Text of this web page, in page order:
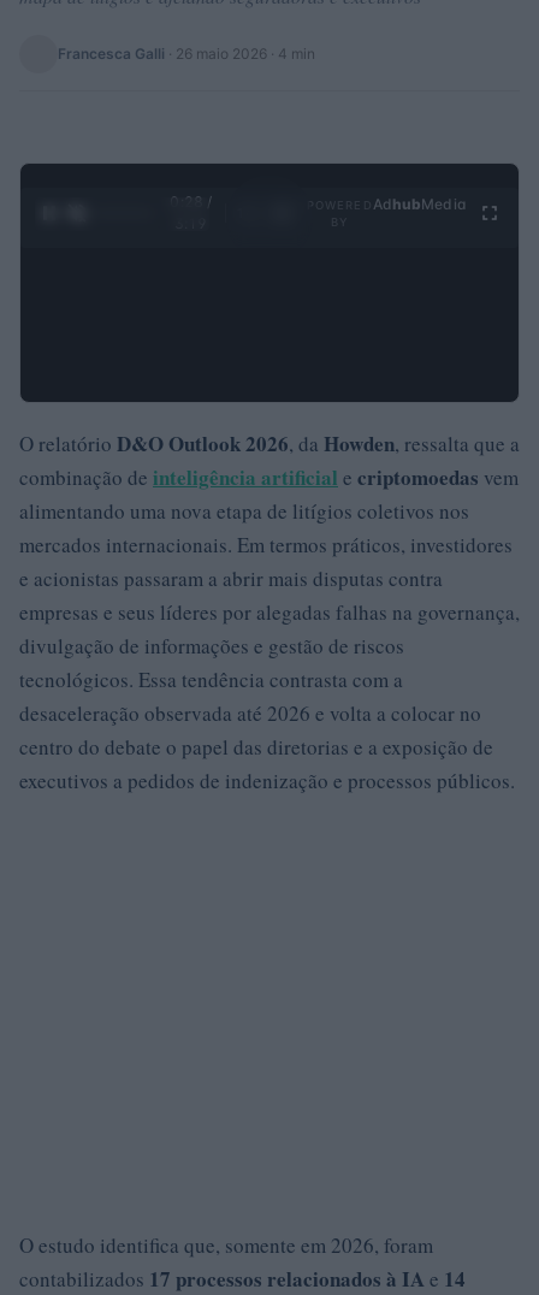
Francesca Galli · 26 maio 2026 · 4 min
0:29 /
Ad hubMedia
O relatório D&O Outlook 2026, da Howden, ressalta que a
combinação de inteligência artificial e criptomoedas vem
alimentando uma nova etapa de litígios coletivos nos
mercados internacionais. Em termos práticos, investidores
e acionistas passaram a abrir mais disputas contra
empresas e seus líderes por alegadas falhas na governança,
divulgação de informações e gestão de riscos
tecnológicos. Essa tendência contrasta com a
desaceleração observada até 2026 e volta a colocar no
centro do debate o papel das diretorias e a exposição de
executivos a pedidos de indenização e processos públicos.
O estudo identifica que, somente em 2026, foram
contabilizados 17 processos relacionados à IA e 14